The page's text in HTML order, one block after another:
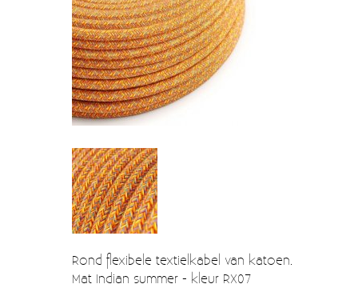
Deur- en raambeslag
Kapstokken & Haken
Bellen en belknoppen
Meubelgrepen
Kastinrichting
Badkamer
Keuken accessoires
Smeg 50s klein elektro
Verzendkosten
Rond flexibele textielkabel van katoen.
Mat Indian summer - kleur RX07